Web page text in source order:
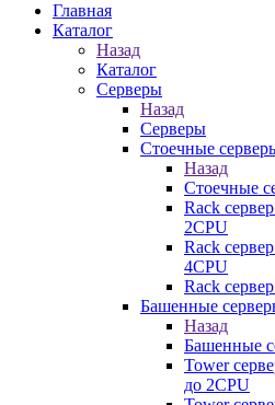
Главная
Каталог
Назад
Каталог
Серверы
Назад
Серверы
Стоечные
Назад
Стоечные
Rack
2CPU
Rack
4CPU
Rack
Башенные
Назад
Башенные
Tower
до 2CPU